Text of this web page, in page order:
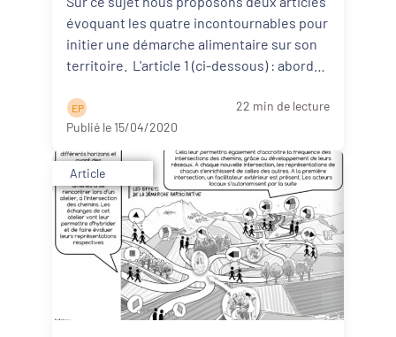
évoquant les quatre incontournables pour
initier une démarche alimentaire sur son
territoire. L'article 1 (ci-dessous) : aborde
E P
22 min de lecture
Publié le 15/04/2020
Article